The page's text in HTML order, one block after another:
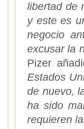
libertad de
y este es
negocio
excusar la
Pizer
Estados
de nuevo,
ha sido
requieren